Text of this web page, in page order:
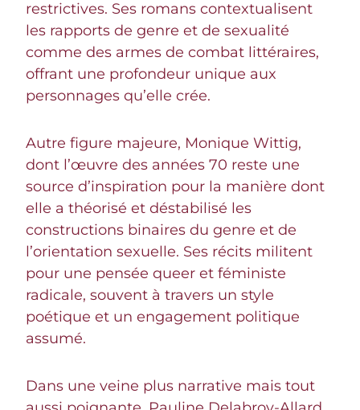
restrictives. Ses romans contextualisent
les rapports de genre et de sexualité
comme des armes de combat littéraires,
offrant une profondeur unique aux
personnages qu’elle crée.
Autre figure majeure, Monique Wittig,
dont l’œuvre des années 70 reste une
source d’inspiration pour la manière dont
elle a théorisé et déstabilisé les
constructions binaires du genre et de
l’orientation sexuelle. Ses récits militent
pour une pensée queer et féministe
radicale, souvent à travers un style
poétique et un engagement politique
assumé.
Dans une veine plus narrative mais tout